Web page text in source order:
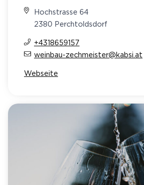
Hochstrasse 64
2380 Perchtoldsdorf
+4318659157
weinbau-zechmeister@kabsi.at
Webseite